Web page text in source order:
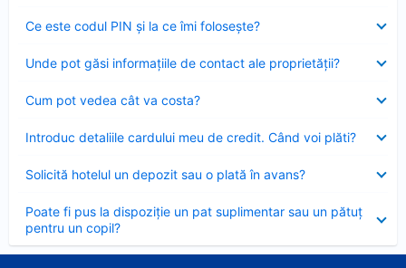
Ce este codul PIN şi la ce îmi foloseşte?
închis
Unde pot găsi informațiile de contact ale proprietății?
închis
Cum pot vedea cât va costa?
închis
Introduc detaliile cardului meu de credit. Când voi plăti?
închis
Solicită hotelul un depozit sau o plată în avans?
închis
Poate fi pus la dispoziție un pat suplimentar sau un pătuț
pentru un copil?
închis